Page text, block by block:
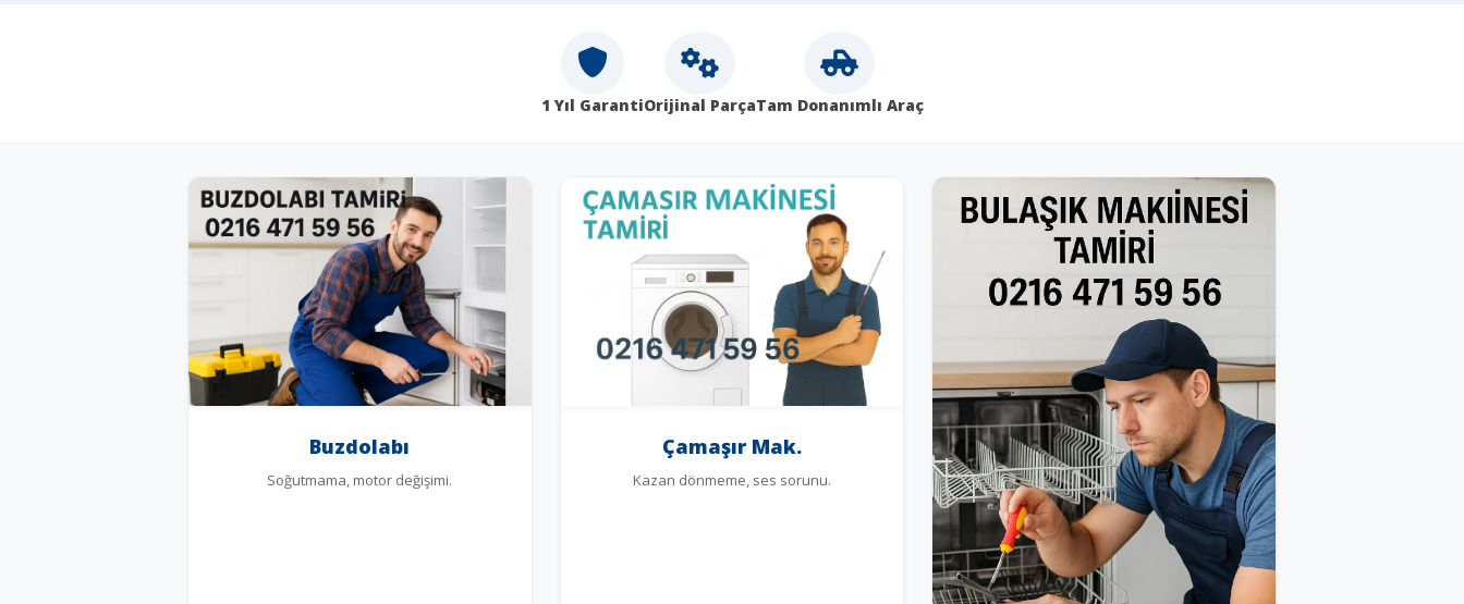
1 Yıl GarantiOrijinal ParçaTam Donanımlı Araç
Buzdolabı
Soğutmama, motor değişimi.
Çamaşır Mak.
Kazan dönmeme, ses sorunu.